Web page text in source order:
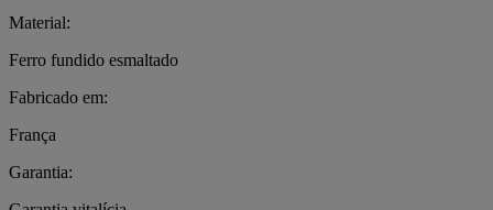
Material:
Ferro fundido esmaltado
Fabricado em:
França
Garantia: